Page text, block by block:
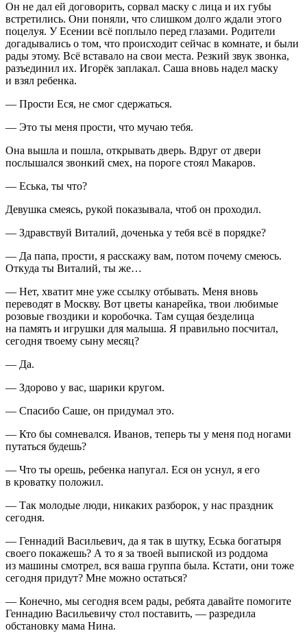
Он не дал ей договорить, сорвал маску с лица и их губы
встретились. Они поняли, что слишком долго ждали этого
поцелуя. У Есении всё поплыло перед глазами. Родители
догадывались о том, что происходит сейчас в комнате, и были
рады этому. Всё вставало на свои места. Резкий звук звонка,
разъединил их. Игорёк заплакал. Саша вновь надел маску
и взял ребенка.
— Прости Еся, не смог сдержаться.
— Это ты меня прости, что мучаю тебя.
Она вышла и пошла, открывать дверь. Вдруг от двери
послышался звонкий смех, на пороге стоял Макаров.
— Еська, ты что?
Девушка смеясь, рукой показывала, чтоб он проходил.
— Здравствуй Виталий, доченька у тебя всё в порядке?
— Да папа, прости, я расскажу вам, потом почему смеюсь.
Откуда ты Виталий, ты же…
— Нет, хватит мне уже ссылку отбывать. Меня вновь
переводят в Москву. Вот цветы канарейка, твои любимые
розовые гвоздики и коробочка. Там сущая безделица
на память и игрушки для малыша. Я правильно посчитал,
сегодня твоему сыну месяц?
— Да.
— Здорово у вас, шарики кругом.
— Спасибо Саше, он придумал это.
— Кто бы сомневался. Иванов, теперь ты у меня под ногами
путаться будешь?
— Что ты орешь, ребенка напугал. Еся он уснул, я его
в кроватку положил.
— Так молодые люди, никаких разборок, у нас праздник
сегодня.
— Геннадий Васильевич, да я так в шутку, Еська богатыря
своего покажешь? А то я за твоей выпиской из роддома
из машины смотрел, вся ваша группа была. Кстати, они тоже
сегодня придут? Мне можно остаться?
— Конечно, мы сегодня всем рады, ребята давайте помогите
Геннадию Васильевичу стол поставить, — разредила
обстановку мама Нина.